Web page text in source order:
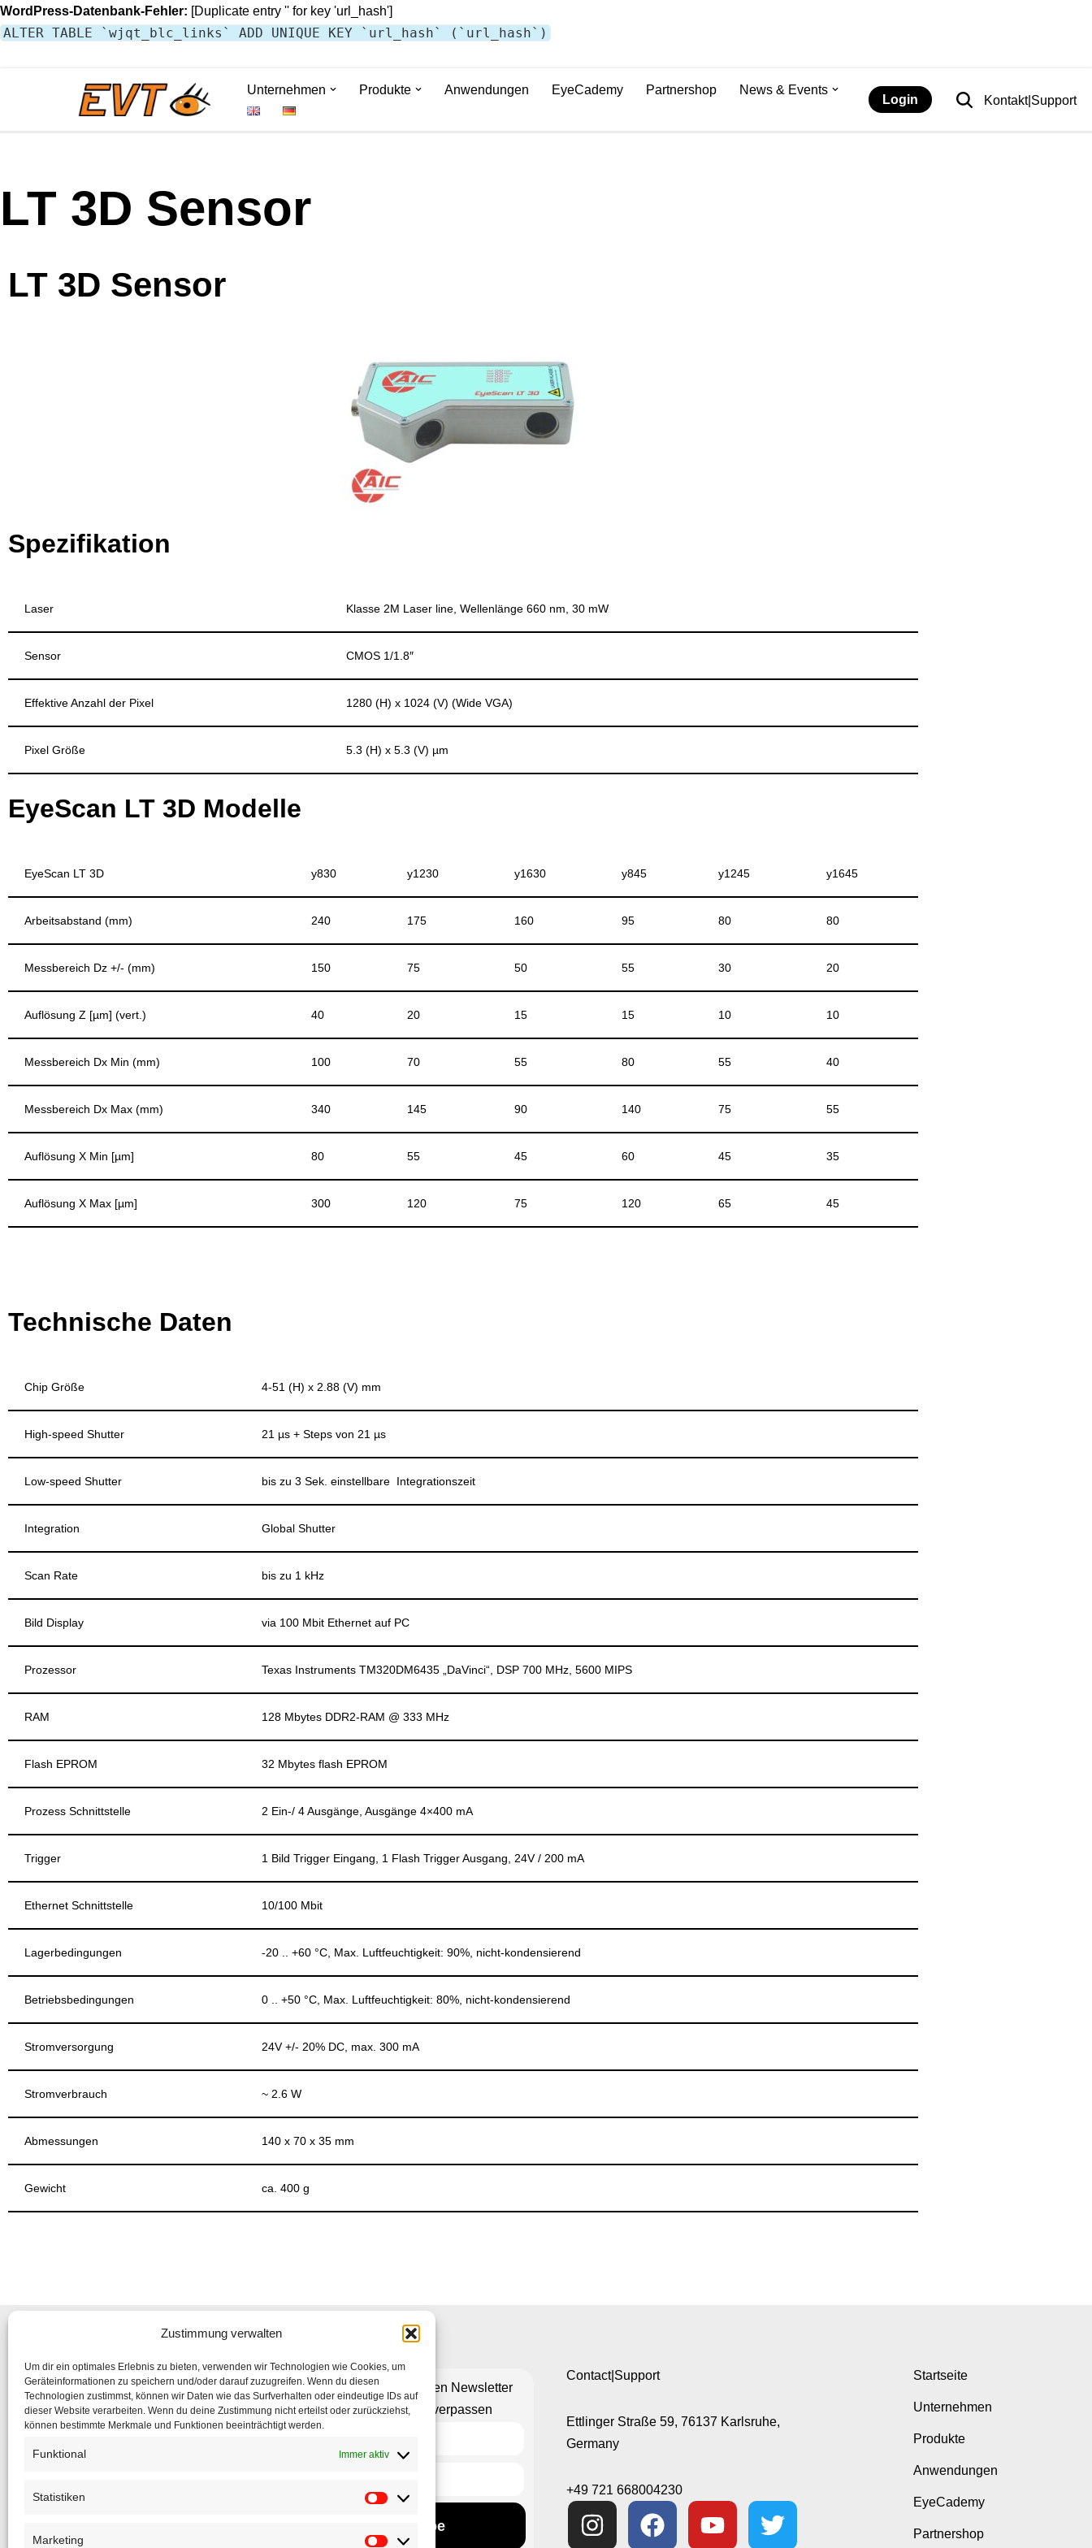
Zustimmung verwalten
Um dir ein optimales Erlebnis zu bieten, verwenden wir Technologien wie Cookies, um
Geräteinformationen zu speichern und/oder darauf zuzugreifen. Wenn du diesen
Technologien zustimmst, können wir Daten wie das Surfverhalten oder eindeutige IDs auf
dieser Website verarbeiten. Wenn du deine Zustimmung nicht erteilst oder zurückziehst,
können bestimmte Merkmale und Funktionen beeinträchtigt werden.
Funktional Immer aktiv
Statistiken
Marketing
WordPress-Datenbank-Fehler: [Duplicate entry '' for key 'url_hash']
ALTER TABLE `wjqt_blc_links` ADD UNIQUE KEY `url_hash` (`url_hash`)
Unternehmen Produkte Anwendungen EyeCademy Partnershop News & Events
Login Kontakt|Support
LT 3D Sensor
LT 3D Sensor
Spezifikation
Laser Klasse 2M Laser line, Wellenlänge 660 nm, 30 mW
Sensor CMOS 1/1.8″
Effektive Anzahl der Pixel 1280 (H) x 1024 (V) (Wide VGA)
Pixel Größe 5.3 (H) x 5.3 (V) µm
EyeScan LT 3D Modelle
EyeScan LT 3D y830 y1230 y1630 y845 y1245 y1645
Arbeitsabstand (mm) 240 175 160 95 80 80
Messbereich Dz +/- (mm) 150 75 50 55 30 20
Auflösung Z [µm] (vert.) 40 20 15 15 10 10
Messbereich Dx Min (mm) 100 70 55 80 55 40
Messbereich Dx Max (mm) 340 145 90 140 75 55
Auflösung X Min [µm] 80 55 45 60 45 35
Auflösung X Max [µm] 300 120 75 120 65 45
Technische Daten
Chip Größe 4-51 (H) x 2.88 (V) mm
High-speed Shutter 21 µs + Steps von 21 µs
Low-speed Shutter bis zu 3 Sek. einstellbare Integrationszeit
Integration Global Shutter
Scan Rate bis zu 1 kHz
Bild Display via 100 Mbit Ethernet auf PC
Prozessor Texas Instruments TM320DM6435 „DaVinci“, DSP 700 MHz, 5600 MIPS
RAM 128 Mbytes DDR2-RAM @ 333 MHz
Flash EPROM 32 Mbytes flash EPROM
Prozess Schnittstelle 2 Ein-/ 4 Ausgänge, Ausgänge 4×400 mA
Trigger 1 Bild Trigger Eingang, 1 Flash Trigger Ausgang, 24V / 200 mA
Ethernet Schnittstelle 10/100 Mbit
Lagerbedingungen -20 .. +60 °C, Max. Luftfeuchtigkeit: 90%, nicht-kondensierend
Betriebsbedingungen 0 .. +50 °C, Max. Luftfeuchtigkeit: 80%, nicht-kondensierend
Stromversorgung 24V +/- 20% DC, max. 300 mA
Stromverbrauch ~ 2.6 W
Abmessungen 140 x 70 x 35 mm
Gewicht ca. 400 g
Abonnieren Sie unseren Newsletter
um nichts mehr zu verpassen
Subscribe
Contact|Support
Ettlinger Straße 59, 76137 Karlsruhe,
Germany
+49 721 668004230
Startseite
Unternehmen
Produkte
Anwendungen
EyeCademy
Partnershop